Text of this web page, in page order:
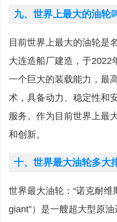
九、世界上最大的油轮
目前世界上最大的油轮是
大连造船厂建造，于2022
一个巨大的装载能力，最
术，具备动力、稳定性和
服务。作为目前世界上最
和创新。
十、世界最大油轮多大
世界最大油轮：“诺克耐维
giant”）是一艘超大型原